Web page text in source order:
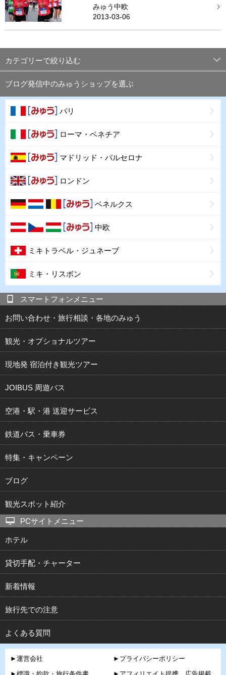
みゅう中欧
2013-03-06
カテゴリーで絞り込む
ブログ発信中のみゅうショップを選ぶ
パリ
ローマ・ベネチア
マドリッド・バルセロナ
ロンドン
ベネルクス
中欧
ミキトラベル・ジュネーブ
ミキ・リスボン
スマートフォンメニュー
お問い合わせ・旅行相談・各地のみゅう
観光・オプショナルツアー
現地発 宿泊付き観光ツアー
JOIBUS 周遊バス
空港・駅・港 送迎サービス
鉄道パス・乗車券
特集・キャンペーン
ブログ
観光スポット紹介
PCサイトメニュー
ホテル
貸切手配・チャーター
新着情報
旅行先での注意
よくある質問
►運営会社
►プライバシーポリシー